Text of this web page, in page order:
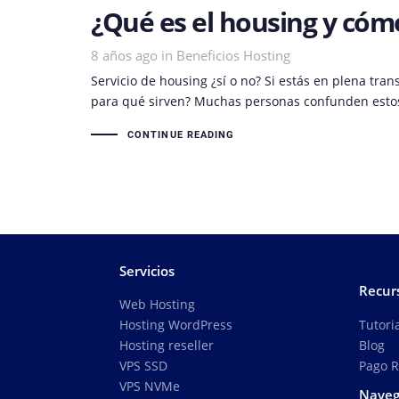
¿Qué es el housing y
8 años ago in
Tags Beneficios Hosting
Servicio de housing ¿sí o no? Si estás en plena
para qué sirven? Muchas personas confunden
CONTINUE READING
Servicios
Web Hosting
Hosting WordPress
Hosting reseller
VPS SSD
VPS NVMe
Blog
Pago